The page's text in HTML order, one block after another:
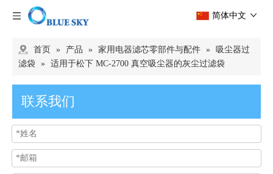
简体中文
首页 » 产品 » 家用电器滤芯零部件与配件 » 吸尘器过
滤袋 » 适用于松下 MC-2700 真空吸尘器的灰尘过滤袋
联系我们